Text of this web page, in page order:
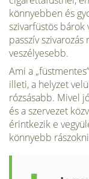
könnyebben és
szivarfüstös bárok
passzív
veszélyesebb.
Ami a
illeti, a helyzet
rózsásabb. Mivel
és a szervezet
érintkezik e
könnyebb